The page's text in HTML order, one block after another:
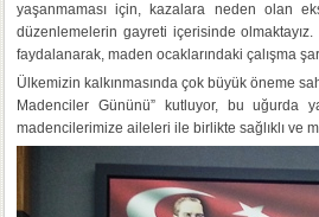
yaşanmaması için, kazalara neden olan
düzenlemelerin gayreti içerisinde
faydalanarak, maden ocaklarındaki çalışma
Ülkemizin kalkınmasında çok büyük öneme
Madenciler Gününü” kutluyor, bu uğurda
madencilerimize aileleri ile birlikte sağlıklı ve